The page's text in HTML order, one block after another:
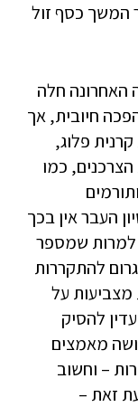
המשך כסף זול
האחרונה חלה
חיובית, אך
פלוג,
הצרכנים, כמו
העבר אין בכך
למרות שמספר
להתקררות
מצביעות על
להסיק
מאמצים
– וחשוב
זאת –